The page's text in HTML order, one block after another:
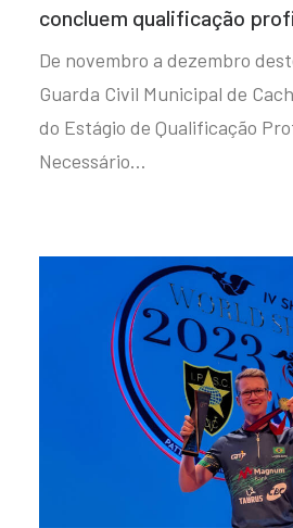
concluem qualificação
De novembro a dezembro
Guarda Civil Municipal de
do Estágio de Qualificação
Necessário…